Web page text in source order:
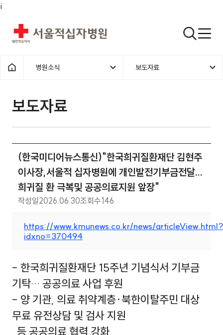
i
서울적십자병원 검색열기
홈으로 1차메뉴
병원소식 2차메뉴
보도자료
보도자료 | 병원소식 | (한국미디
보도자료
(한국미디어뉴스통신)"한국희귀질환재단 김현주
이사장,서울적 십자병원에 개인발전기부금전달...
희귀질 환 극복및 공공의료지원 앞장"
작성일2026.06.30조회수146
https://www.kmunews.co.kr/news/articleView.html?
idxno=370494
- 한국희귀질환재단 15주년 기념식서 기부금
기탁… 공공의료 사업 후원
- 양 기관, 의료 취약계층·북한이탈주민 대상
무료 유전상담 및 검사 지원
등 공공의료 협력 강화